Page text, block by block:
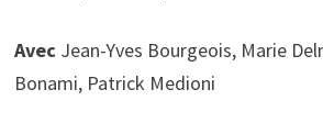
Avec Jean-Yves Bourgeois, Marie
Bonami, Patrick Medioni